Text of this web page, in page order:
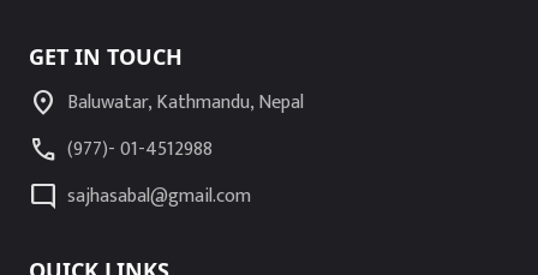
GET IN TOUCH
location_on Baluwatar, Kathmandu, Nepal
call (977)- 01-4512988
mode_comment sajhasabal@gmail.com